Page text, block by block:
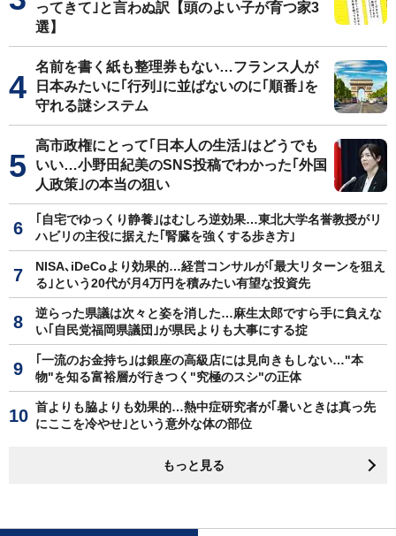
ってきて｣と言わぬ訳【頭のよい子が育つ家3
選】
名前を書く紙も整理券もない…フランス人が
日本みたいに｢行列｣に並ばないのに｢順番｣を
守れる謎システム
高市政権にとって｢日本人の生活｣はどうでも
いい…小野田紀美のSNS投稿でわかった｢外国
人政策｣の本当の狙い
｢自宅でゆっくり静養｣はむしろ逆効果…東北大学名誉教授がリ
ハビリの主役に据えた｢腎臓を強くする歩き方｣
NISA､iDeCoより効果的…経営コンサルが｢最大リターンを狙え
る｣という20代が月4万円を積みたい有望な投資先
逆らった県議は次々と姿を消した…麻生太郎ですら手に負えな
い｢自民党福岡県議団｣が県民よりも大事にする掟
｢一流のお金持ち｣は銀座の高級店には見向きもしない…"本
物"を知る富裕層が行きつく"究極のスシ"の正体
首よりも脇よりも効果的…熱中症研究者が｢暑いときは真っ先
にここを冷やせ｣という意外な体の部位
もっと見る